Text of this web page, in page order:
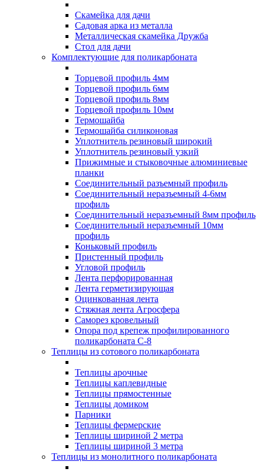
Скамейка для дачи
Садовая арка из металла
Металлическая скамейка Дружба
Стол для дачи
Комплектующие для поликарбоната
Торцевой профиль 4мм
Торцевой профиль 6мм
Торцевой профиль 8мм
Торцевой профиль 10мм
Термошайба
Термошайба силиконовая
Уплотнитель резиновый широкий
Уплотнитель резиновый узкий
Прижимные и стыковочные алюминиевые
планки
Соединительный разъемный профиль
Соединительный неразъемный 4-6мм
профиль
Соединительный неразъемный 8мм профиль
Соединительный неразъемный 10мм
профиль
Коньковый профиль
Пристенный профиль
Угловой профиль
Лента перфорированная
Лента герметизирующая
Оцинкованная лента
Стяжная лента Агросфера
Саморез кровельный
Опора под крепеж профилированного
поликарбоната С-8
Теплицы из сотового поликарбоната
Теплицы арочные
Теплицы каплевидные
Теплицы прямостенные
Теплицы домиком
Парники
Теплицы фермерские
Теплицы шириной 2 метра
Теплицы шириной 3 метра
Теплицы из монолитного поликарбоната